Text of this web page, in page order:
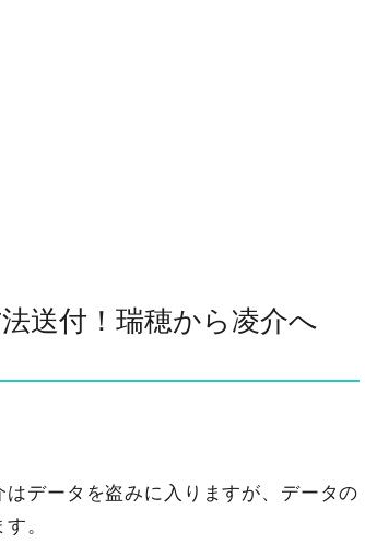
送付！瑞穂から凌介へ
データを盗みに入りますが、データの
。